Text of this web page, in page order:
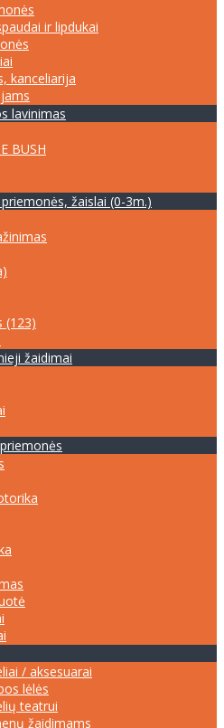
ir lipdukai
kanceliarija
lavinimas
BUSH
žaislai (0-3m.)
(123)
žaidimai
/ aksesuarai
lėlės
teatrui
žaidimams